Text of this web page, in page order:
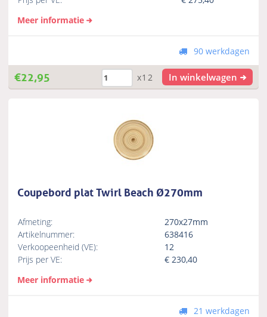
Meer informatie
90 werkdagen
€22,95 x12 In winkelwagen
Coupebord plat Twirl Beach Ø270mm
Afmeting:
270x27mm
Artikelnummer:
638416
Verkoopeenheid (VE):
12
Prijs per VE:
€ 230,40
Meer informatie
21 werkdagen